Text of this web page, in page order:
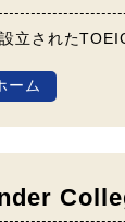
立された
ーム